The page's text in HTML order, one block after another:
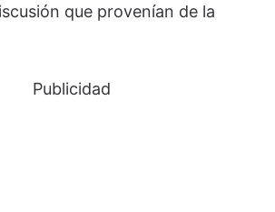
que provenían de la
Publicidad